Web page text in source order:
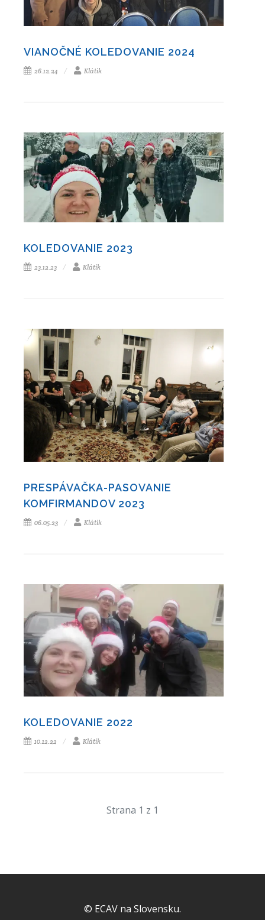
VIANOČNÉ KOLEDOVANIE 2024
26.12.24 Klátik
KOLEDOVANIE 2023
23.12.23 Klátik
PRESPÁVAČKA-PASOVANIE
KOMFIRMANDOV 2023
06.05.23 Klátik
KOLEDOVANIE 2022
10.12.22 Klátik
Strana 1 z 1
© ECAV na Slovensku.